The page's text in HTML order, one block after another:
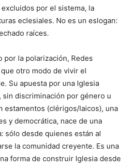
por el sistema, la
eclesiales. No es un eslogan:
raíces.
por la polarización, Redes
otro modo de vivir el
Su apuesta por una Iglesia
sin discriminación por género u
estamentos (clérigos/laicos), una
y democrática, nace de una
sólo desde quienes están al
la comunidad creyente. Es una
forma de construir Iglesia desde